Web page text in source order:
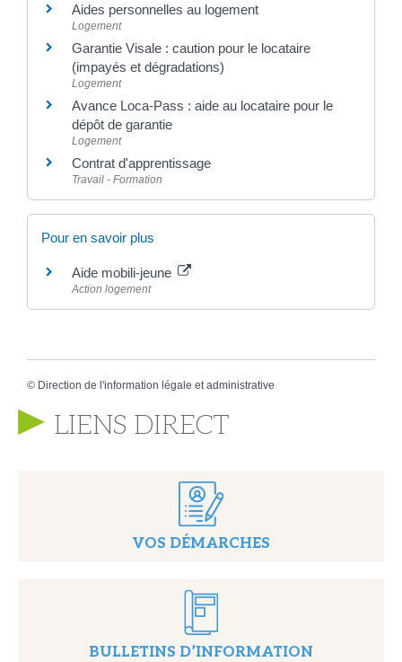
Aides personnelles au logement
Logement
Garantie Visale : caution pour le locataire
(impayés et dégradations)
Logement
Avance Loca-Pass : aide au locataire pour le
dépôt de garantie
Logement
Contrat d'apprentissage
Travail - Formation
Pour en savoir plus
Aide mobili-jeune
Action logement
© Direction de l'information légale et administrative
LIENS DIRECT
VOS DÉMARCHES
BULLETINS D’INFORMATION